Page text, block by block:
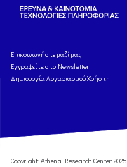
Eπικοινωνήστε μαζί μας
Εγγραφείτε στο Newsletter
Δημιουργία Λογαριασμού Χρήστη
Copyright: Athena Research Center, 2025